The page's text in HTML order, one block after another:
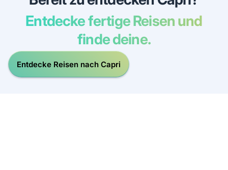
Entdecke fertige Reisen und
finde deine.
Entdecke Reisen nach Capri